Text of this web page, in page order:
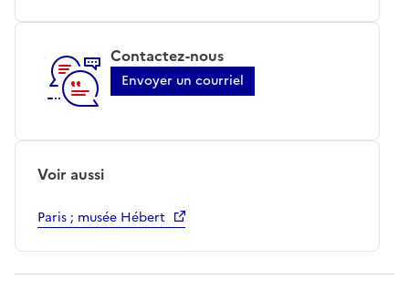
Contactez-nous
Envoyer un courriel
Voir aussi
Paris ; musée Hébert